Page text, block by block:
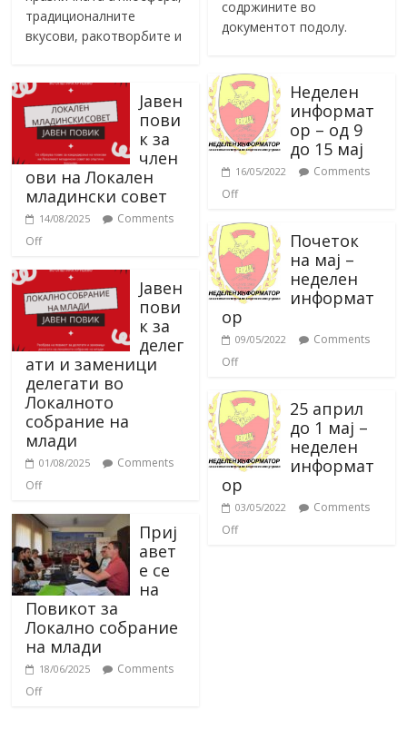
традиционалните
вкусови, ракотворбите и
Јавен
пови
к за
член
ови на Локален
младински совет
14/08/2025
Comments
Off
Јавен
пови
к за
делег
ати и заменици
делегати во
Локалното
собрание на
млади
01/08/2025
Comments
Off
Приј
авет
е се
на
Повикот за
Локално собрание
на млади
18/06/2025
Comments
Off
содржините во
документот подолу.
Неделен
информат
ор – од 9
до 15 мај
16/05/2022
Comments
Off
Почеток
на мај –
неделен
информат
ор
09/05/2022
Comments
Off
25 април
до 1 мај –
неделен
информат
ор
03/05/2022
Comments
Off